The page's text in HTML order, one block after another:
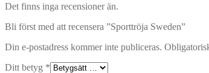
Det finns inga recensioner än.
Bli först med att recensera ”Sporttröja Sweden”
Din e-postadress kommer inte publiceras.
Ditt betyg *